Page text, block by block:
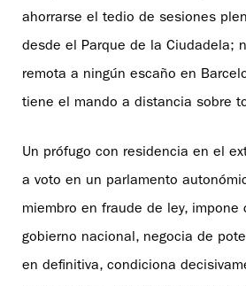
ahorrarse el tedio de sesiones
desde el Parque de la Ciudadela;
remota a ningún escaño en
tiene el mando a distancia sobre
Un prófugo con residencia en el
a voto en un parlamento
miembro en fraude de ley, impone
gobierno nacional, negocia de
en definitiva, condiciona